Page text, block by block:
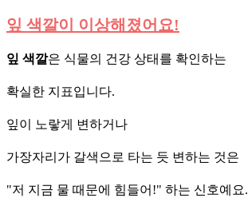
잎 색깔이 이상해졌어요!
잎 색깔은 식물의 건강 상태를 확인하는
확실한 지표입니다.
잎이 노랗게 변하거나
가장자리가 갈색으로 타는 듯 변하는 것은
"저 지금 물 때문에 힘들어!" 하는 신호예요.